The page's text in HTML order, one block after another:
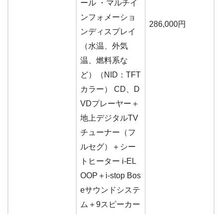
ール ・マルチイ
ンフォメーショ
ンディスプレイ
（水温、外気
温、燃料系な
ど）（NID：TFT
カラー） CD、D
VDプレーヤー＋
地上デジタルTV
チューナー（フ
ルセグ）＋シー
トヒーター i-EL
OOP＋i-stop Bos
eサウンドシステ
ム＋9スピーカー
286,000円